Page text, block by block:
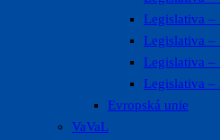
Legislativa –
Legislativa –
Legislativa –
Legislativa –
Evropská unie
VaVaL